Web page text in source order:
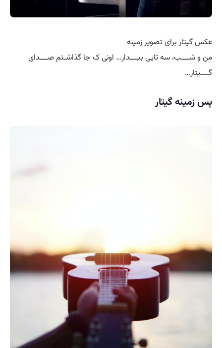
عکس گیتار برای تصویر زمینه
من و شــــب، سه تایی بیــــدار… اونی ک جا گذاشـتم صــــدای
گــــیتار…
پس زمینه گیتار